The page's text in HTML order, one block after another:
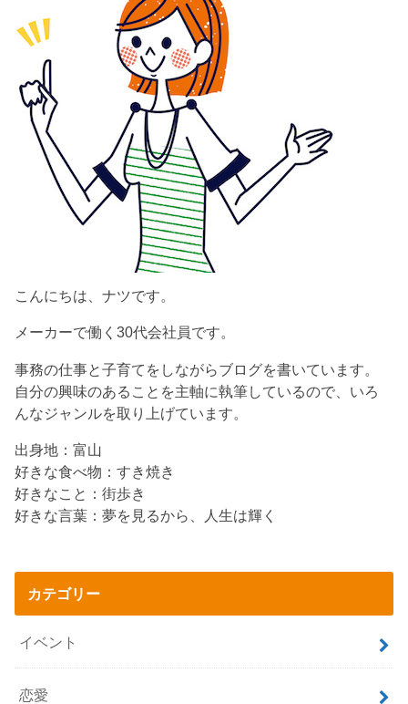
こんにちは、ナツです。
メーカーで働く30代会社員です。
事務の仕事と子育てをしながらブログを書いています。
自分の興味のあることを主軸に執筆しているので、いろ
んなジャンルを取り上げています。
出身地：富山
好きな食べ物：すき焼き
好きなこと：街歩き
好きな言葉：夢を見るから、人生は輝く
カテゴリー
イベント
恋愛